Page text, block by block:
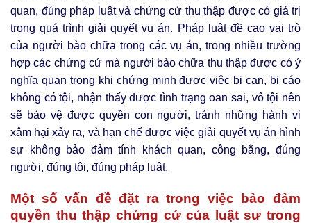
quan, đúng pháp luật và chứng cứ thu thập được có giá trị
trong quá trình giải quyết vụ án. Pháp luật đề cao vai trò
của người bào chữa trong các vụ án, trong nhiều trường
hợp các chứng cứ mà người bào chữa thu thập được có ý
nghĩa quan trọng khi chứng minh được việc bị can, bị cáo
không có tội, nhận thấy được tình trạng oan sai, vô tội nên
sẽ bảo vệ được quyền con người, tránh những hành vi
xâm hại xảy ra, và hạn chế được việc giải quyết vụ án hình
sự không bảo đảm tính khách quan, công bằng, đúng
người, đúng tội, đúng pháp luật.
Một số vấn đề đặt ra trong việc bảo đảm
quyền thu thập chứng cứ của luật sư trong